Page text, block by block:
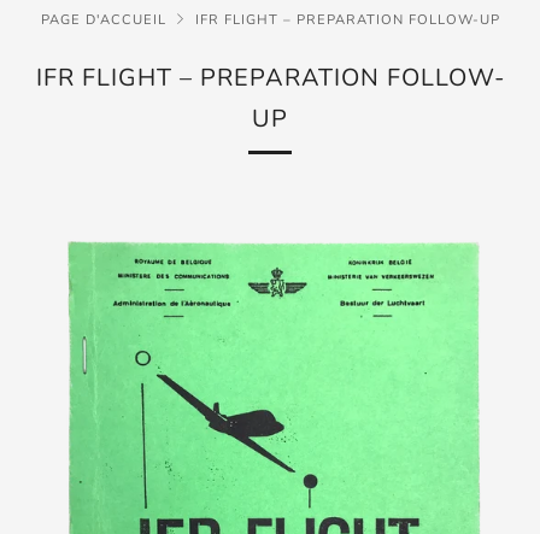
PAGE D'ACCUEIL IFR FLIGHT – PREPARATION FOLLOW-UP
IFR FLIGHT – PREPARATION FOLLOW-
UP